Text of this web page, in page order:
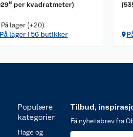
15 per kvadratmeter)
På lager (+20)
På lager i 56 butikker
(
Populære
kategorier
Hage og
Tilbud,
Få nyhetsbrev fra